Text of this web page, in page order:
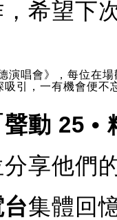
希望下
演唱會》，每位在場
吸引，一有機會便不
聲動 25 •
享他們
集體回